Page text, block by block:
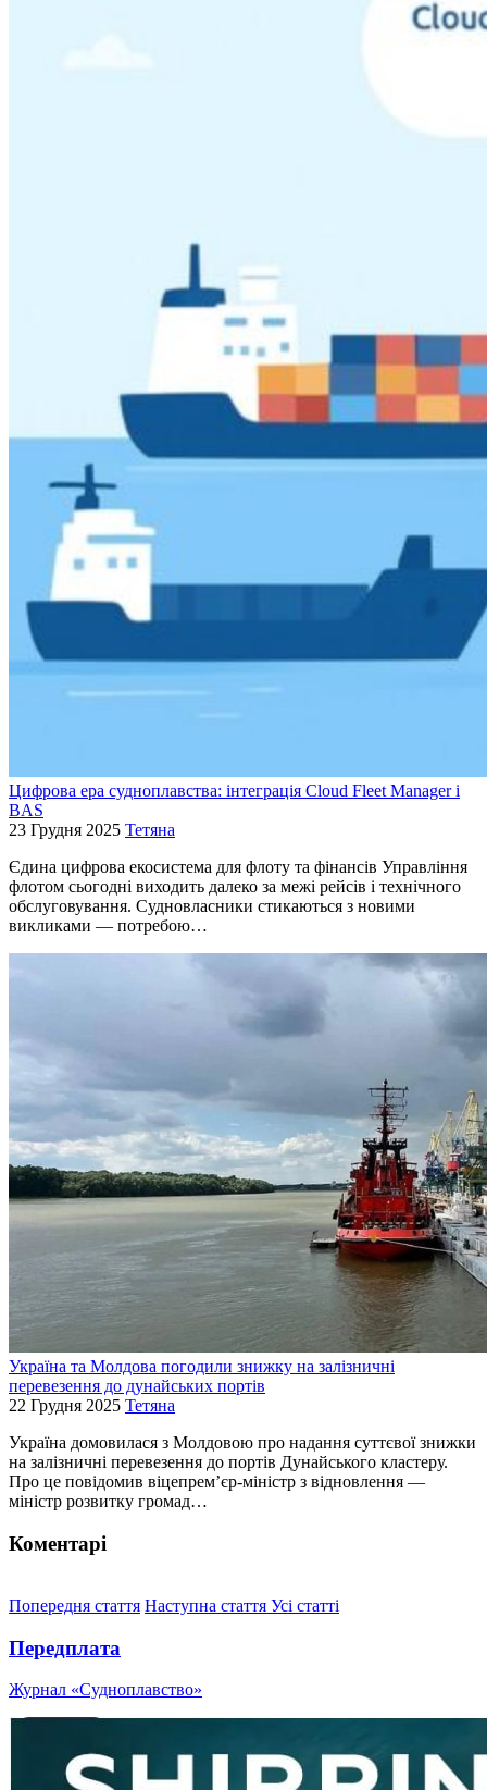
Цифрова ера судноплавства: інтеграція Cloud Fleet Manager і
BAS
23 Грудня 2025 Тетяна
Єдина цифрова екосистема для флоту та фінансів Управління
флотом сьогодні виходить далеко за межі рейсів і технічного
обслуговування. Судновласники стикаються з новими
викликами — потребою…
Україна та Молдова погодили знижку на залізничні
перевезення до дунайських портів
22 Грудня 2025 Тетяна
Україна домовилася з Молдовою про надання суттєвої знижки
на залізничні перевезення до портів Дунайського кластеру.
Про це повідомив віцепрем’єр-міністр з відновлення —
міністр розвитку громад…
Коментарі
Попередня стаття Наступна стаття Усі статті
Передплата
Журнал «Судноплавство»